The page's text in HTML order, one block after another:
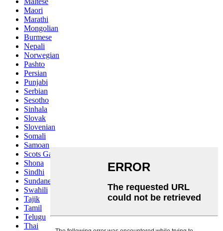
Maori
Marathi
Mongolian
Burmese
Nepali
Norwegian
Pashto
Persian
Punjabi
Serbian
Sesotho
Sinhala
Slovak
Slovenian
Somali
Samoan
Scots Gaelic
Shona
Sindhi
Sundanese
Swahili
Tajik
Tamil
Telugu
Thai